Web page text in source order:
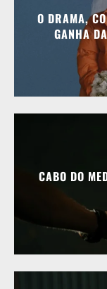
O DRAMA,
GANHA
CABO DO